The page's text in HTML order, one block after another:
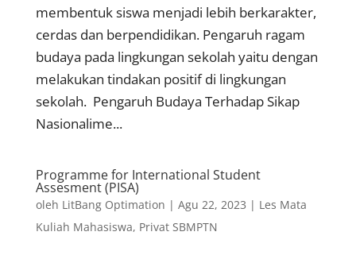
membentuk siswa menjadi lebih berkarakter,
cerdas dan berpendidikan. Pengaruh ragam
budaya pada lingkungan sekolah yaitu dengan
melakukan tindakan positif di lingkungan
sekolah. Pengaruh Budaya Terhadap Sikap
Nasionalime...
Programme for International Student
Assesment (PISA)
oleh LitBang Optimation | Agu 22, 2023 | Les Mata
Kuliah Mahasiswa, Privat SBMPTN